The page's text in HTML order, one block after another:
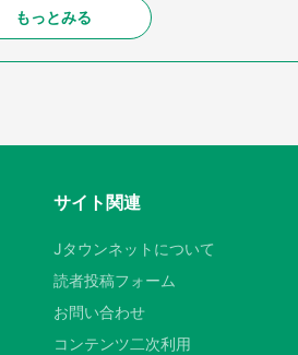
もっとみる
サイト関連
Jタウンネットについて
読者投稿フォーム
お問い合わせ
コンテンツ二次利用